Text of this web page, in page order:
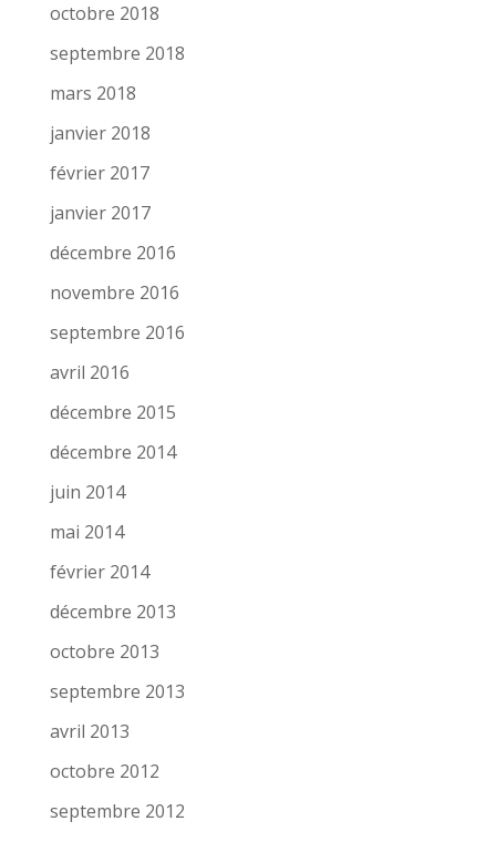
octobre 2018
septembre 2018
mars 2018
janvier 2018
février 2017
janvier 2017
décembre 2016
novembre 2016
septembre 2016
avril 2016
décembre 2015
décembre 2014
juin 2014
mai 2014
février 2014
décembre 2013
octobre 2013
septembre 2013
avril 2013
octobre 2012
septembre 2012